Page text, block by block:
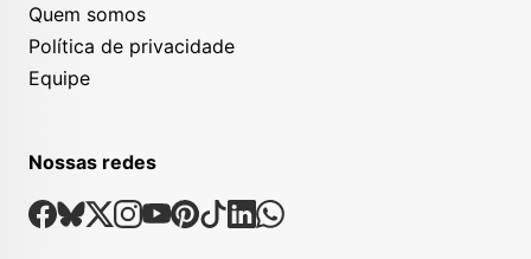
Quem somos
Política de privacidade
Equipe
Nossas redes
Nossas Redes Sociais
Facebook
Bsky
X Instagram
Youtube
Pinterest
TiktokLinkedin
Whatsapp